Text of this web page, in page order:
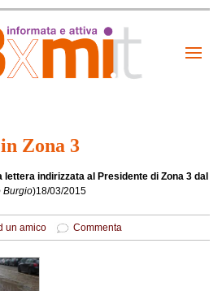
Zona 3
indirizzata al Presidente di Zona 3 dal
Burgio)18/03/2015
un amico Commenta